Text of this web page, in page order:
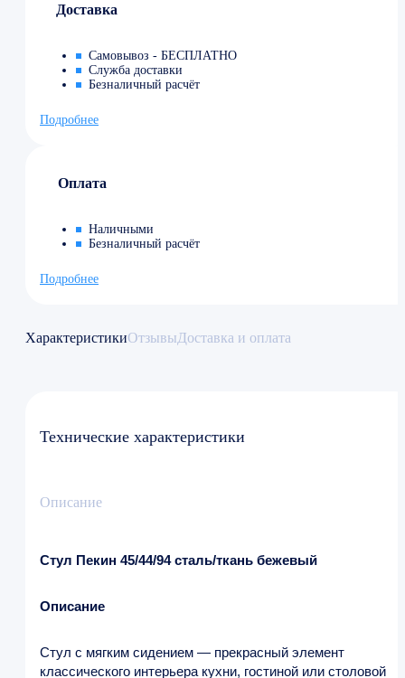
Доставка
Самовывоз - БЕСПЛАТНО
Служба доставки
Безналичный расчёт
Подробнее
Оплата
Наличными
Безналичный расчёт
Подробнее
ХарактеристикиОтзывыДоставка и оплата
Технические характеристики
Описание
Стул Пекин 45/44/94 сталь/ткань бежевый
Описание
Стул с мягким сидением — прекрасный элемент
классического интерьера кухни, гостиной или столовой